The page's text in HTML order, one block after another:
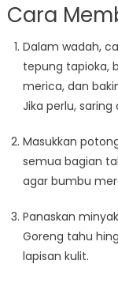
Cara
Dalam wadah,
tepung tapioka,
merica, dan
Jika perlu,
Masukkan
semua bagian
agar bumbu
Panaskan
Goreng tahu
lapisan kulit.